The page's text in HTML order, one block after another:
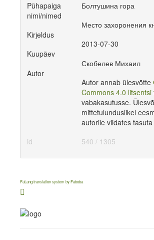
Pühapaiga
nimi/nimed
Болтушина гора
Kirjeldus
Место захоронения
Kuupäev
2013-07-30
Autor
Скобелев Михаил
Autor annab ülesvõtte
Commons 4.0 litsentsi
vabakasutusse.
mittetulunduslikel
autorile viidates
id
540 / 1305
FaLang translation system by Faboba